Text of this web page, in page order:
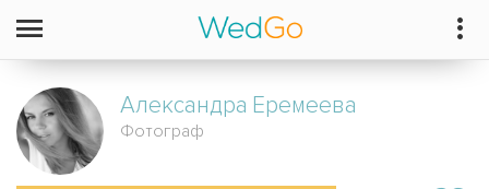
Александра Еремеева
Фотограф